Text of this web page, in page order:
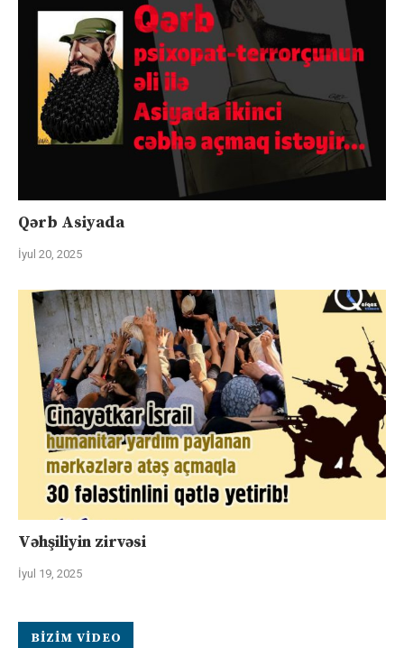
Qərb Asiyada
İyul 20, 2025
Vəhşiliyin zirvəsi
İyul 19, 2025
BIZIM VIDEO